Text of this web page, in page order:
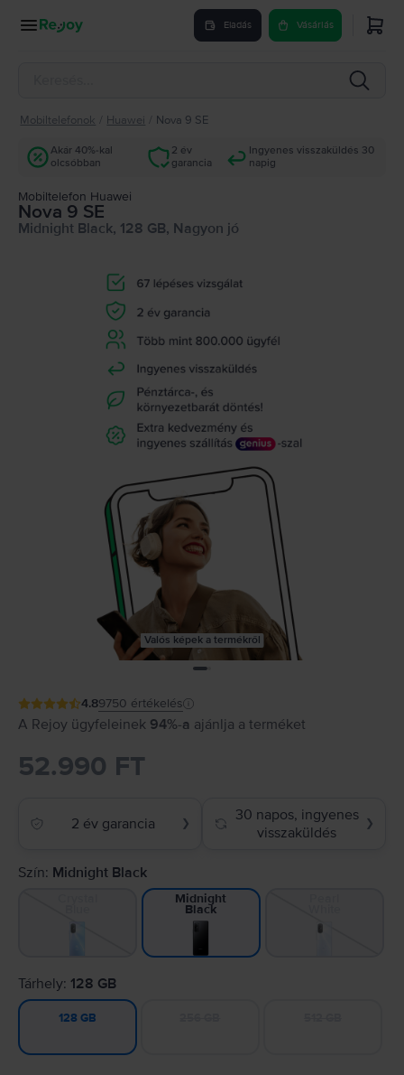
Eladás Vásárlás
Mobiltelefonok Huawei Nova 9 SE
Akár 40%-kal
olcsóbban
2 év
garancia
Ingyenes visszaküldés 30
napig
Mobiltelefon Huawei
Nova 9 SE
Midnight Black, 128 GB, Nagyon jó
Valós képek a termékről
4.89750 értékelés
A Rejoy ügyfeleinek 94%-a ajánlja a terméket
52.990 FT
2 év garancia ❯
30 napos, ingyenes
visszaküldés
❯
Szín: Midnight Black
Midnight
Black
Tárhely: 128 GB
128 GB